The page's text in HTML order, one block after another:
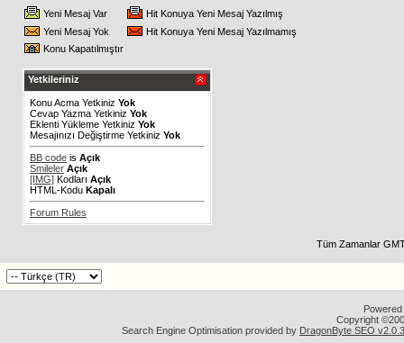
Yeni Mesaj Var
Hit Konuya Yeni Mesaj Yazılmış
Yeni Mesaj Yok
Hit Konuya Yeni Mesaj Yazılmamış
Konu Kapatılmıştır
Yetkileriniz
Konu Acma Yetkiniz Yok
Cevap Yazma Yetkiniz Yok
Eklenti Yükleme Yetkiniz Yok
Mesajınızı Değiştirme Yetkiniz Yok
BB code is Açık
Smileler Açık
[IMG] Kodları Açık
HTML-Kodu Kapalı
Forum Rules
Tüm Zamanlar
Copyright
Search Engine Optimisation provided by DragonByte SEO